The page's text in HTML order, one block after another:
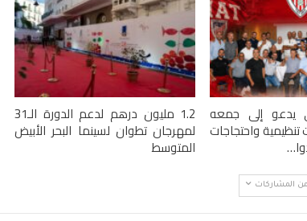
يدعو إلى جمعه
واحتجاجات
1.2 مليون درهم لدعم الدورة الـ31
لمهرجان تطوان لسينما البحر الأبيض
المتوسط
من المشاركات
ولاية أمن طنجة تنجح في توقيف فرنسي
مبحوث عنه دوليًا بتهمة…
أغسطس 4, 2026
المغرب التطواني يدعو إلى جمعه العام وسط
تحديات تنظيمية…
أغسطس 7, 2026